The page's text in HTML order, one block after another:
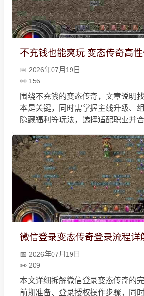
不充钱也能爽玩 变态传奇高
2026年07月19日
156
围绕不充钱的变态传奇，文章说明
本是关键，同时需掌握主线升级、
隐藏福利等玩法，选择适配职业并
畅玩传奇。
微信登录变态传奇登录流程详
2026年07月19日
209
本文详细拆解微信登录变态传奇的
前期准备、登录授权操作步骤，同